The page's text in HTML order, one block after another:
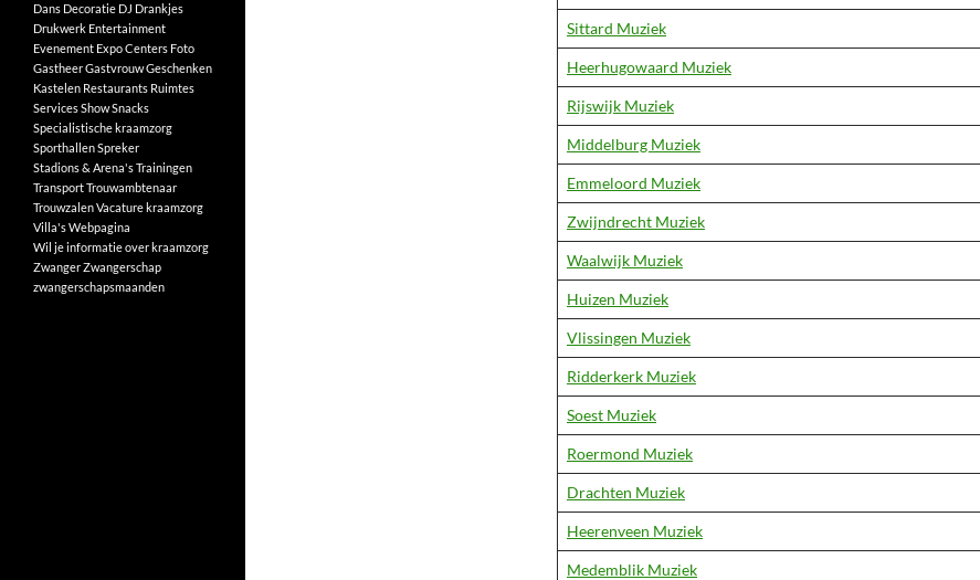
Sittard Muziek
Heerhugowaard Muziek
Rijswijk Muziek
Middelburg Muziek
Emmeloord Muziek
Zwijndrecht Muziek
Waalwijk Muziek
Huizen Muziek
Vlissingen Muziek
Ridderkerk Muziek
Soest Muziek
Roermond Muziek
Drachten Muziek
Heerenveen Muziek
Medemblik Muziek
Dans Decoratie DJ Drankjes
Drukwerk Entertainment
Evenement Expo Centers Foto
GastheerGastvrouwGeschenken
Kastelen Restaurants Ruimtes
ServicesShowSnacks
Specialistische kraamzorg
SporthallenSpreker
Stadions & Arena'sTrainingen
TransportTrouwambtenaar
TrouwzalenVacature kraamzorg
Villa'sWebpagina
Wil je informatie over kraamzorg
ZwangerZwangerschap
zwangerschapsmaanden